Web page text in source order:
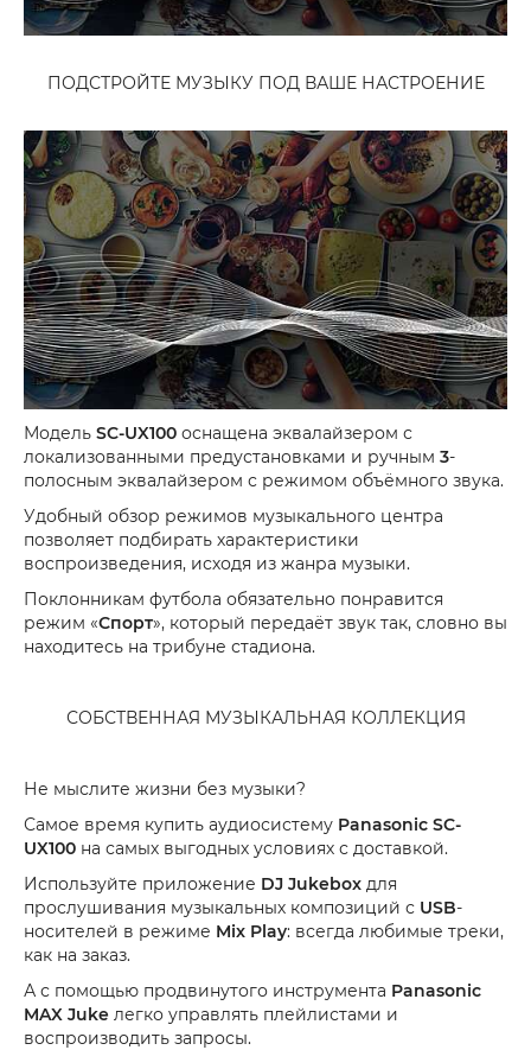
ПОДСТРОЙТЕ МУЗЫКУ ПОД ВАШЕ НАСТРОЕНИЕ
Модель SC-UX100 оснащена эквалайзером с
локализованными предустановками и ручным 3-
полосным эквалайзером с режимом объёмного звука.
Удобный обзор режимов музыкального центра
позволяет подбирать характеристики
воспроизведения, исходя из жанра музыки.
Поклонникам футбола обязательно понравится
режим «Спорт», который передаёт звук так, словно вы
находитесь на трибуне стадиона.
СОБСТВЕННАЯ МУЗЫКАЛЬНАЯ КОЛЛЕКЦИЯ
Не мыслите жизни без музыки?
Самое время купить аудиосистему Panasonic SC-
UX100 на самых выгодных условиях с доставкой.
Используйте приложение DJ Jukebox для
прослушивания музыкальных композиций с USB-
носителей в режиме Mix Play: всегда любимые треки,
как на заказ.
А с помощью продвинутого инструмента Panasonic
MAX Juke легко управлять плейлистами и
воспроизводить запросы.